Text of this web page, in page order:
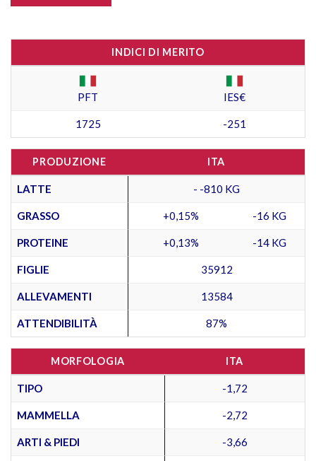
INDICI DI MERITO
PFT IES€
1725 -251
PRODUZIONE ITA
LATTE - -810 KG
GRASSO +0,15% -16 KG
PROTEINE +0,13% -14 KG
FIGLIE 35912
ALLEVAMENTI 13584
ATTENDIBILITÀ 87%
MORFOLOGIA ITA
TIPO -1,72
MAMMELLA -2,72
ARTI & PIEDI -3,66